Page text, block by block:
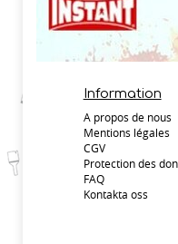
Information
A propos de nous
Mentions légales
CGV
Protection des
FAQ
Kontakta oss